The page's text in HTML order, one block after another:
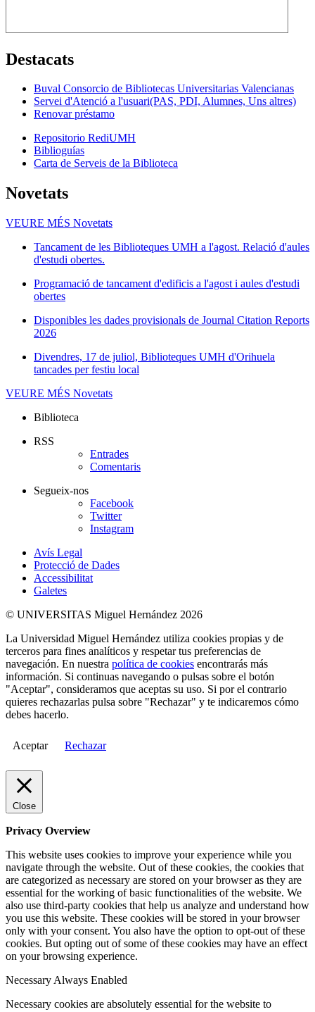
Destacats
Buval Consorcio de Bibliotecas Universitarias Valencianas
Servei d'Atenció a l'usuari(PAS, PDI, Alumnes, Uns altres)
Renovar préstamo
Repositorio RediUMH
Biblioguías
Carta de Serveis de la Biblioteca
Novetats
VEURE MÉS Novetats
Tancament de les Biblioteques UMH a l'agost. Relació d'aules
d'estudi obertes.
Programació de tancament d'edificis a l'agost i aules d'estudi
obertes
Disponibles les dades provisionals de Journal Citation Reports
2026
Divendres, 17 de juliol, Biblioteques UMH d'Orihuela
tancades per festiu local
VEURE MÉS Novetats
Biblioteca
RSS
Entrades
Comentaris
Segueix-nos
Facebook
Twitter
Instagram
Avís Legal
Protecció de Dades
Accessibilitat
Galetes
© UNIVERSITAS Miguel Hernández 2026
La Universidad Miguel Hernández utiliza cookies propias y de
terceros para fines analíticos y respetar tus preferencias de
navegación. En nuestra política de cookies encontrarás más
información. Si continuas navegando o pulsas sobre el botón
"Aceptar", consideramos que aceptas su uso. Si por el contrario
quieres rechazarlas pulsa sobre "Rechazar" y te indicaremos cómo
debes hacerlo.
Aceptar Rechazar
Close
Privacy Overview
This website uses cookies to improve your experience while you
navigate through the website. Out of these cookies, the cookies that
are categorized as necessary are stored on your browser as they are
essential for the working of basic functionalities of the website. We
also use third-party cookies that help us analyze and understand how
you use this website. These cookies will be stored in your browser
only with your consent. You also have the option to opt-out of these
cookies. But opting out of some of these cookies may have an effect
on your browsing experience.
Necessary Always Enabled
Necessary cookies are absolutely essential for the website to